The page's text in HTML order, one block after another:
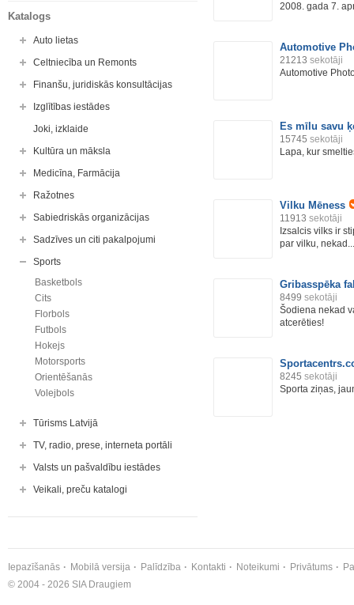
Katalogs
Auto lietas
Celtniecība un Remonts
Finanšu, juridiskās konsultācijas
Izglītības iestādes
Joki, izklaide
Kultūra un māksla
Medicīna, Farmācija
Ražotnes
Sabiedriskās organizācijas
Sadzīves un citi pakalpojumi
Sports
Basketbols
Cits
Florbols
Futbols
Hokejs
Motorsports
Orientēšanās
Volejbols
Tūrisms Latvijā
TV, radio, prese, interneta portāli
Valsts un pašvaldību iestādes
Veikali, preču katalogi
2008. gada 7.
Automotive
21213 sekotāji
Automotive
Es mīlu savu
15745 sekotāji
Lapa, kur
Vilku Mēness
11913 sekotāji
Izsalcis vilks ir
par vilku, nekad...
Gribasspēka
8499 sekotāji
Šodiena nekad
atcerēties!
8245 sekotāji
Sporta ziņas,
Iepazīšanās Mobilā versija Palīdzība Kontakti Noteikumi Privātums
© 2004 - 2026 SIA Draugiem